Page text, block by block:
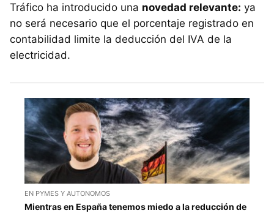
Tráfico ha introducido una novedad relevante: ya
no será necesario que el porcentaje registrado en
contabilidad limite la deducción del IVA de la
electricidad.
EN PYMES Y AUTONOMOS
Mientras en España tenemos miedo a la reducción de